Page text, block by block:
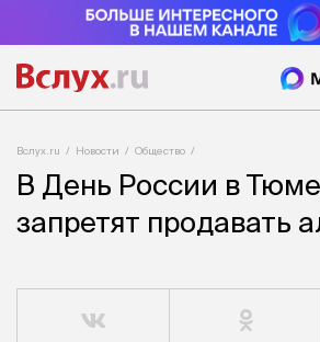
Вслух.ru Новости Общество
В День России в
запретят продавать